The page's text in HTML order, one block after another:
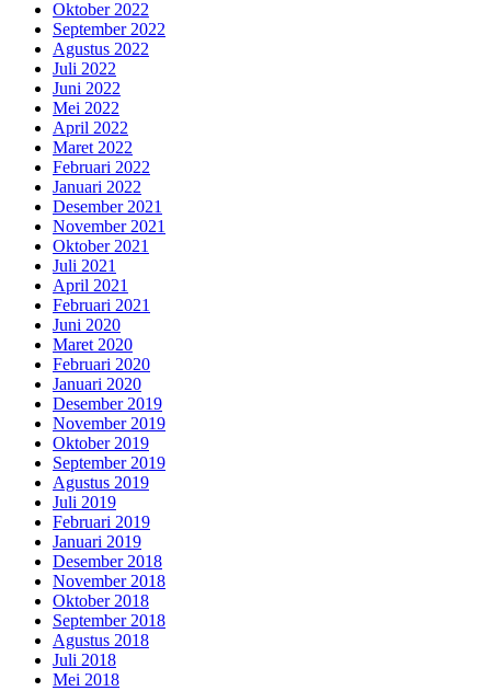
Oktober 2022
September 2022
Agustus 2022
Juli 2022
Juni 2022
Mei 2022
April 2022
Maret 2022
Februari 2022
Januari 2022
Desember 2021
November 2021
Oktober 2021
Juli 2021
April 2021
Februari 2021
Juni 2020
Maret 2020
Februari 2020
Januari 2020
Desember 2019
November 2019
Oktober 2019
September 2019
Agustus 2019
Juli 2019
Februari 2019
Januari 2019
Desember 2018
November 2018
Oktober 2018
September 2018
Agustus 2018
Juli 2018
Mei 2018